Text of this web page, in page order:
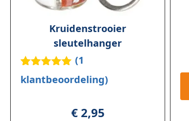
Kruidenstrooier
sleutelhanger
Gewaardee
rd5.00op
1
(1
klantbeoordeling)
€2,95